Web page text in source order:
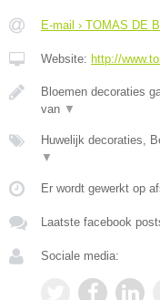
E-mail › TOMAS DE
Website: http://
Bloemen decoraties
van ▼
Huwelijk decoraties,
▼
Er wordt gewerkt op
Laatste facebook
Sociale media: